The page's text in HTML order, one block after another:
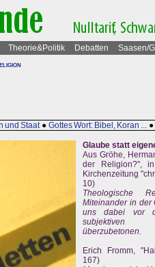
Theorie&Politik Debatten Saasen/
und Staat ● Gottes Wort: Bibel, Koran ... ●
Glaube statt
Aus Gröhe,
der Religion?",
Kirchenzeitung
10)
Theologische
Miteinander in der
uns dabei vor
subjektiven
überzubetonen.
Erich Fromm,
167)